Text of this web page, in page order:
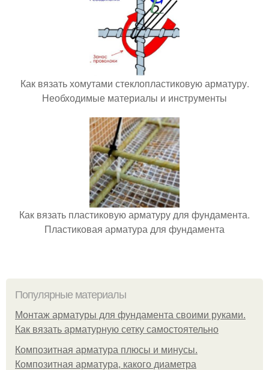
Как вязать хомутами стеклопластиковую арматуру.
Необходимые материалы и инструменты
Как вязать пластиковую арматуру для фундамента.
Пластиковая арматура для фундамента
Популярные материалы
Монтаж арматуры для фундамента своими руками.
Как вязать арматурную сетку самостоятельно
Композитная арматура плюсы и минусы.
Композитная арматура, какого диаметра